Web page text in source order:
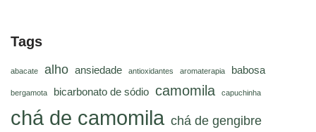
Tags
abacate alho ansiedade antioxidantes aromaterapia babosa
bergamota bicarbonato de sódio camomila capuchinha
chá de camomila chá de gengibre